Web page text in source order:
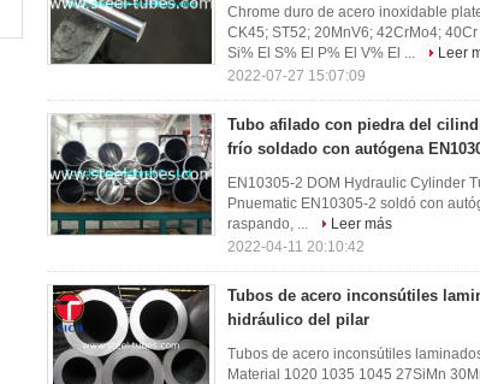
Chrome duro de acero inoxidable
CK45; ST52; 20MnV6; 42CrMo4;
Si% El S% El P% El V% El ...
Leer
2022-07-27 15:07:09
Tubo afilado con piedra del
frío soldado con autógena
EN10305-2 DOM Hydraulic Cylinder
Pnuematic EN10305-2 soldó con
raspando, ...
Leer más
2022-04-11 20:10:42
Tubos de acero inconsútiles
hidráulico del pilar
Tubos de acero inconsútiles
Material 1020 1035 1045 27SiMn